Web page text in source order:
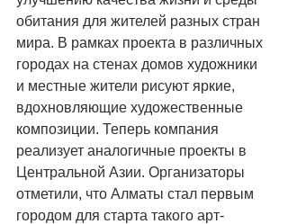
обитания для жителей разных стран
мира. В рамках проекта в различных
городах на стенах домов художники
и местные жители рисуют яркие,
вдохновляющие художественные
композиции. Теперь компания
реализует аналогичные проекты в
Центральной Азии. Организаторы
отметили, что Алматы стал первым
городом для старта такого арт-